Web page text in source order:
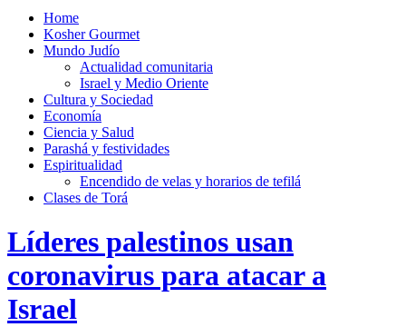
Home
Kosher Gourmet
Mundo Judío
Actualidad comunitaria
Israel y Medio Oriente
Cultura y Sociedad
Economía
Ciencia y Salud
Parashá y festividades
Espiritualidad
Encendido de velas y horarios de tefilá
Clases de Torá
Líderes palestinos usan
coronavirus para atacar a
Israel